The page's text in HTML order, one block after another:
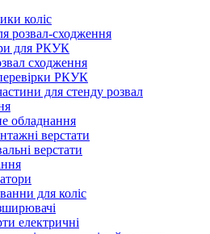
коліс
розвал-сходження
для РКУК
сходження
РКУК
для стенду розвал
обладнання
верстати
верстати
для коліс
електричні